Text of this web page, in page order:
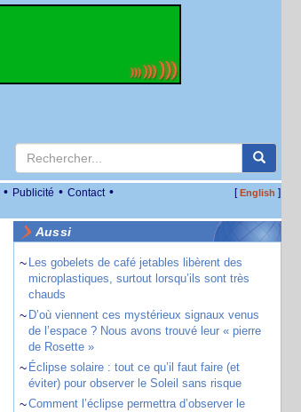
• Publicité • Contact • [English ]
Aussi
~ Les gobelets de café jetables libèrent des
microplastiques, surtout lorsqu’ils sont très
chauds
~ D’où viennent ces mystérieux signaux venus
de l’espace ? Nous avons trouvé leur « pierre
de Rosette »
~ Éclipse solaire : tout ce qu’il faut faire (et
éviter) pour observer le Soleil sans risque
~Comment l’éclipse permettra d’observer le